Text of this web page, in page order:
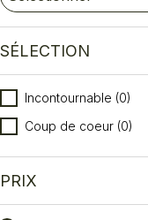
SÉLECTION
Sélection
Incontournable (0)
Coup de coeur (0)
PRIX